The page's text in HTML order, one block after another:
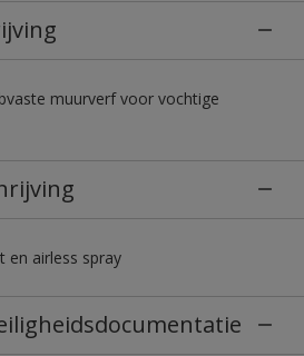
muurverf voor vochtige
en airless spray